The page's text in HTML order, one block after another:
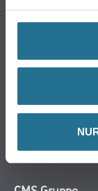
Farbe
Putze- und
Wand- &
Werkzeug &